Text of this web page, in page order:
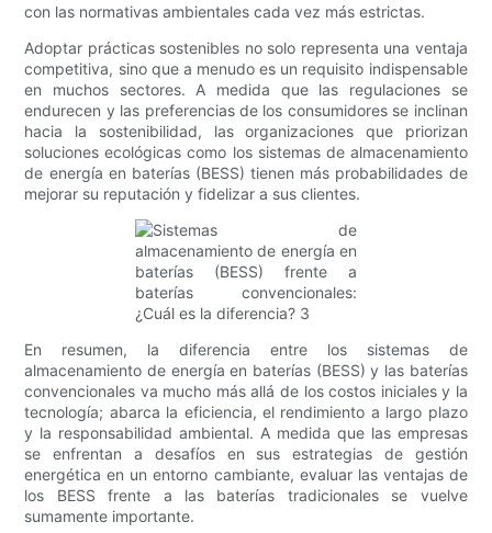
con las normativas ambientales cada vez más estrictas.
Adoptar prácticas sostenibles no solo representa una ventaja
competitiva, sino que a menudo es un requisito indispensable
en muchos sectores. A medida que las regulaciones se
endurecen y las preferencias de los consumidores se inclinan
hacia la sostenibilidad, las organizaciones que priorizan
soluciones ecológicas como los sistemas de almacenamiento
de energía en baterías (BESS) tienen más probabilidades de
mejorar su reputación y fidelizar a sus clientes.
En resumen, la diferencia entre los sistemas de
almacenamiento de energía en baterías (BESS) y las baterías
convencionales va mucho más allá de los costos iniciales y la
tecnología; abarca la eficiencia, el rendimiento a largo plazo
y la responsabilidad ambiental. A medida que las empresas
se enfrentan a desafíos en sus estrategias de gestión
energética en un entorno cambiante, evaluar las ventajas de
los BESS frente a las baterías tradicionales se vuelve
sumamente importante.